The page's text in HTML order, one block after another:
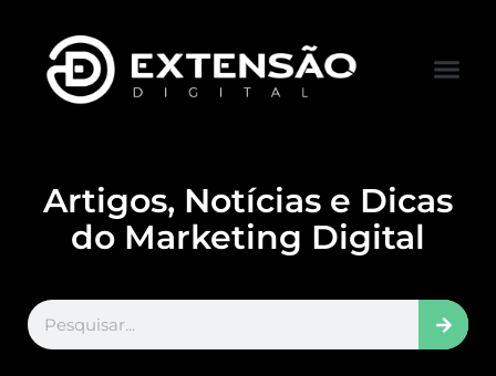
Artigos, Notícias e Dicas
do Marketing Digital